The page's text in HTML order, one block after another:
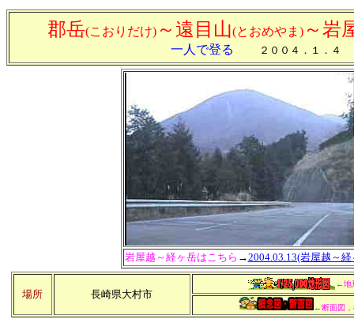
郡岳(こおりだけ)～遠目山(とおめやま)～岩
一人で登る ２００４．１．４
岩屋越～経ヶ岳はこちら →2004.03.13(岩屋越～経
場所 長崎県大村市
←地
←断面図